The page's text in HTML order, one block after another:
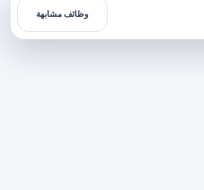
وظائف مشابهة